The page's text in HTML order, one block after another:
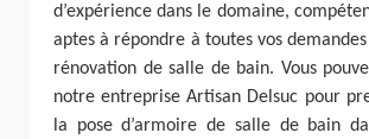
d’expérience dans le domaine,
aptes à répondre à toutes vos
rénovation de salle de bain. Vous
notre entreprise Artisan Delsuc pour
la pose d’armoire de salle de bain